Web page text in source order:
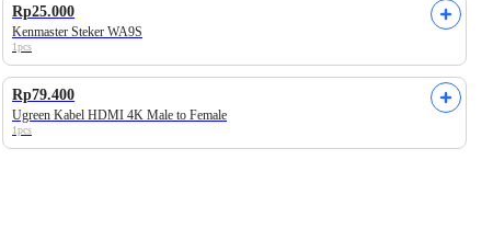
Rp25.000
Kenmaster Steker WA9S
1pcs
Rp79.400
Ugreen Kabel HDMI 4K Male to Female
1pcs